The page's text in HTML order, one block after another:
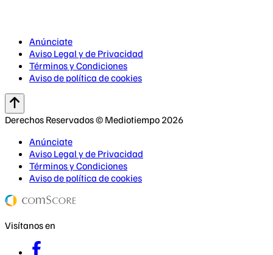
Anúnciate
Aviso Legal y de Privacidad
Términos y Condiciones
Aviso de política de cookies
Derechos Reservados © Mediotiempo 2026
Anúnciate
Aviso Legal y de Privacidad
Términos y Condiciones
Aviso de política de cookies
Visítanos en